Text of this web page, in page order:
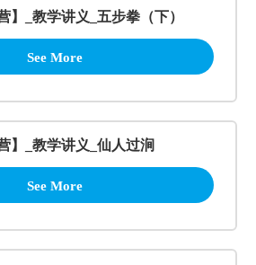
】_教学讲义_五步拳（下）
See More
】_教学讲义_仙人过涧
See More